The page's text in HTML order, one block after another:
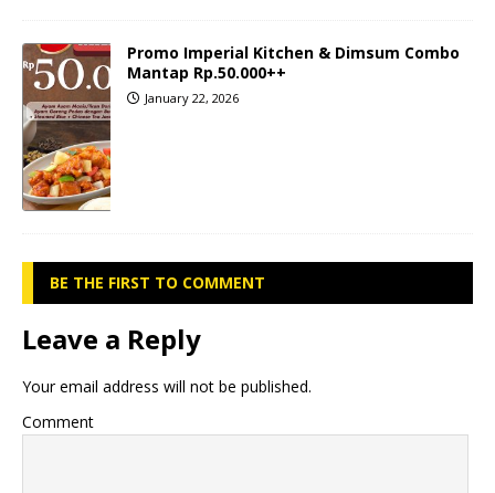
Promo Imperial Kitchen & Dimsum Combo
Mantap Rp.50.000++
January 22, 2026
BE THE FIRST TO COMMENT
Leave a Reply
Your email address will not be published.
Comment